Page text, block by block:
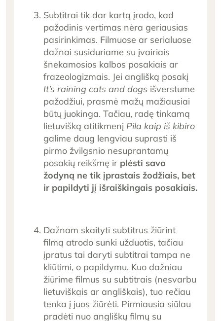
Subtitrai tik dar kartą įrodo, kad
pažodinis vertimas nėra geriausias
pasirinkimas. Filmuose ar serialuose
dažnai susiduriame su įvairiais
šnekamosios kalbos posakiais ar
frazeologizmais. Jei anglišką posakį
It’s raining cats and dogs išverstume
pažodžiui, prasmė mažų mažiausiai
būtų juokinga. Tačiau, radę tinkamą
lietuvišką atitikmenį Pila kaip iš kibiro
galime daug lengviau suprasti iš
pirmo žvilgsnio nesuprantamų
posakių reikšmę ir plėsti savo
žodyną ne tik įprastais žodžiais, bet
ir papildyti jį išraiškingais posakiais.
Dažnam skaityti subtitrus žiūrint
filmą atrodo sunki užduotis, tačiau
įpratus tai daryti subtitrai tampa ne
kliūtimi, o papildymu. Kuo dažniau
žiūrime filmus su subtitrais (nesvarbu
lietuviškais ar angliškais), tuo rečiau
tenka į juos žiūrėti. Pirmiausia siūlau
pradėti nuo angliškų filmų su